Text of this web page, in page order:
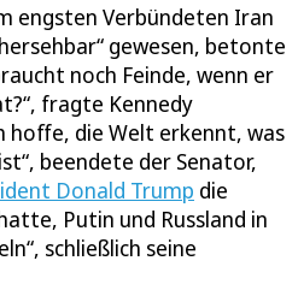
engsten Verbündeten Iran
gewesen, betonte
noch Feinde, wenn er
fragte Kennedy
hoffe, die Welt erkennt, was
beendete der Senator,
Donald Trump die
Putin und Russland in
schließlich seine